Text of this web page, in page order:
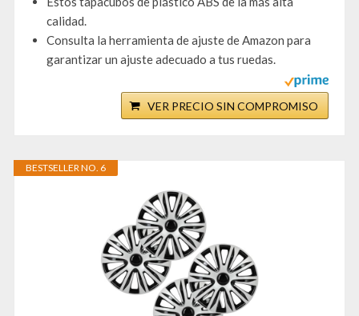
calidad.
Consulta la herramienta de ajuste de Amazon para
garantizar un ajuste adecuado a tus ruedas.
VER PRECIO SIN COMPROMISO
BESTSELLER NO. 6